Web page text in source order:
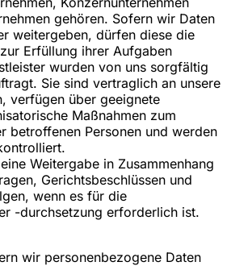
gehören. Sofern wir Daten
weitergeben, dürfen diese die
Erfüllung ihrer Aufgaben
wurden von uns sorgfältig
Sie sind vertraglich an unsere
verfügen über geeignete
Maßnahmen zum
betroffenen Personen und werden
Weitergabe in Zusammenhang
Gerichtsbeschlüssen und
wenn es für die
-durchsetzung erforderlich ist.
wir personenbezogene Daten